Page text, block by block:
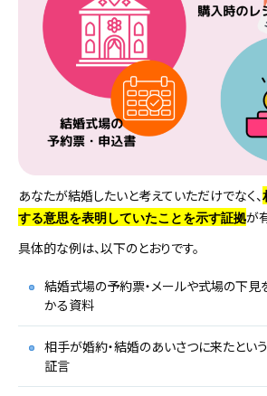
あなたが結婚したいと考えていただけでなく、
する意思を表明していたことを示す証拠が
具体的な例は、以下のとおりです。
結婚式場の予約票・メールや式場の下見
かる資料
相手が婚約・結婚のあいさつに来たとい
証言